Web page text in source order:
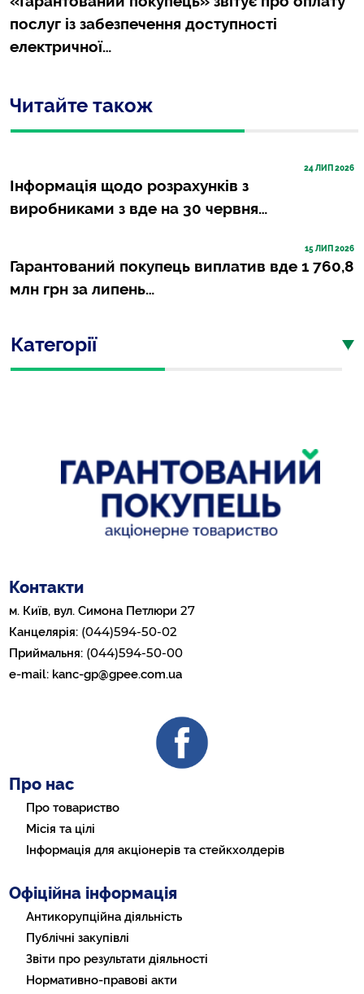
послуг із забезпечення доступності
електричної…
Читайте також
24 ЛИП 2026
Інформація щодо розрахунків з
виробниками з вде на 30 червня…
15 ЛИП 2026
Гарантований покупець виплатив вде 1 760,8
млн грн за липень…
Категорії
Контакти
м. Київ, вул. Симона Петлюри27
Канцелярія: (044)594-50-02
Приймальня: (044)594-50-00
e-mail: kanc-gp@gpee.com.ua
Про нас
Про товариство
Місія та цілі
Інформація для акціонерів та стейкхолдерів
Офіційна інформація
Антикорупційна діяльність
Публічні закупівлі
Звіти про результати діяльності
Нормативно-правові акти